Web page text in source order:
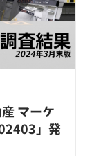
マーケ
」発